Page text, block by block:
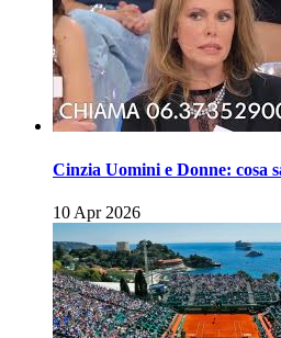
Cinzia Uomini e Donne: cosa
10 Apr 2026